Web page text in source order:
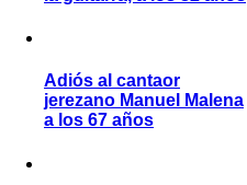
Adiós al cantaor
jerezano Manuel Malena
a los 67 años